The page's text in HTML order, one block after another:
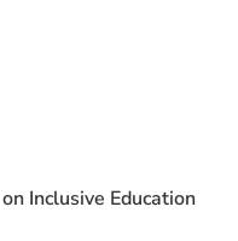
Inclusive Education